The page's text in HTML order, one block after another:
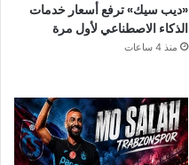
«ديب سيك» ترفع أسعار خدمات
الذكاء الاصطناعي لأول مرة
منذ 4 ساعات